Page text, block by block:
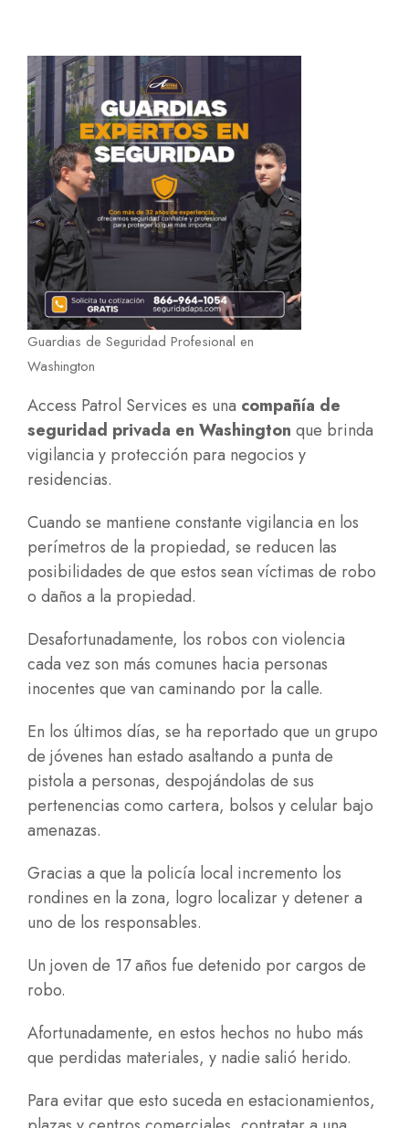
Guardias de Seguridad Profesional en
Washington
Access Patrol Services es una compañía de
seguridad privada en Washington que brinda
vigilancia y protección para negocios y
residencias.
Cuando se mantiene constante vigilancia en los
perímetros de la propiedad, se reducen las
posibilidades de que estos sean víctimas de robo
o daños a la propiedad.
Desafortunadamente, los robos con violencia
cada vez son más comunes hacia personas
inocentes que van caminando por la calle.
En los últimos días, se ha reportado que un grupo
de jóvenes han estado asaltando a punta de
pistola a personas, despojándolas de sus
pertenencias como cartera, bolsos y celular bajo
amenazas.
Gracias a que la policía local incremento los
rondines en la zona, logro localizar y detener a
uno de los responsables.
Un joven de 17 años fue detenido por cargos de
robo.
Afortunadamente, en estos hechos no hubo más
que perdidas materiales, y nadie salió herido.
Para evitar que esto suceda en estacionamientos,